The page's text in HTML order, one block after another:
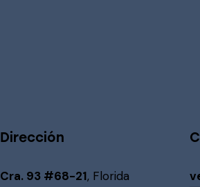
Dirección
Cra. 93 #68-21, Florida